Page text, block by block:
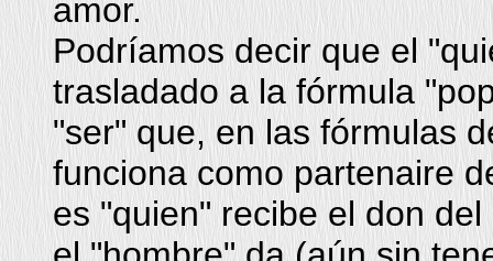
amor.
Podríamos decir que el
trasladado a la fórmula
"ser" que, en las fórmulas
funciona como partenaire
es "quien" recibe el don